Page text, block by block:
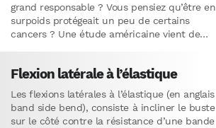
grand responsable ? Vous pensiez qu’être en
surpoids protégeait un peu de certains
cancers ? Une étude américaine vient de
Flexion latérale à l’élastique
Les flexions latérales à l’élastique (en anglais
band side bend), consiste à incliner le buste
sur le côté contre la résistance d’une bande